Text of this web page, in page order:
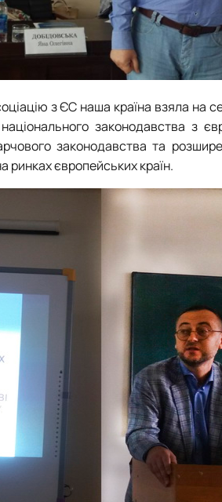
з ЄС наша країна взяла на
національного законодавства з
законодавства та
ринках європейських країн.